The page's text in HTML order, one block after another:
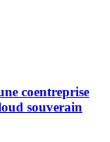
coentreprise
souverain